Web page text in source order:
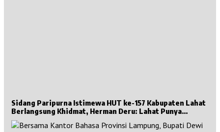
Sidang Paripurna Istimewa HUT ke-157 Kabupaten Lahat
Berlangsung Khidmat, Herman Deru: Lahat Punya
Sejarah Besar untuk Sumsel